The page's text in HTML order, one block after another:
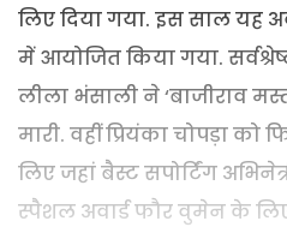
लिए दिया गया. इस साल यह
में आयोजित किया गया.
लीला भंसाली ने ‘बाजीराव
मारी. वहीं प्रियंका चोपड़ा को
लिए जहां बैस्ट सपोर्टिंग
स्पैशल अवार्ड फौर वुमेन के लिए